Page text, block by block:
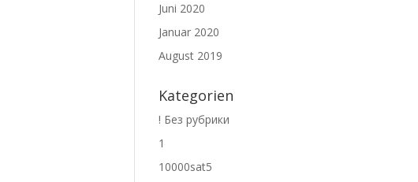
Juni 2020
Januar 2020
August 2019
Kategorien
! Без рубрики
1
10000sat5